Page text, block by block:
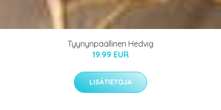
Tyynynpäällinen Hedvig
19.99 EUR
LISÄTIETOJA